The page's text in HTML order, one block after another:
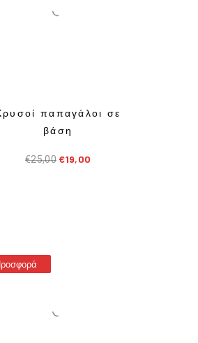
παπαγάλοι σε
βάση
€25,00 €19,00